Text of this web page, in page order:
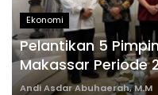
Ekonomi
Pelantikan 5
Makassar Periode
Andi Asdar Abuhaerah, M.M